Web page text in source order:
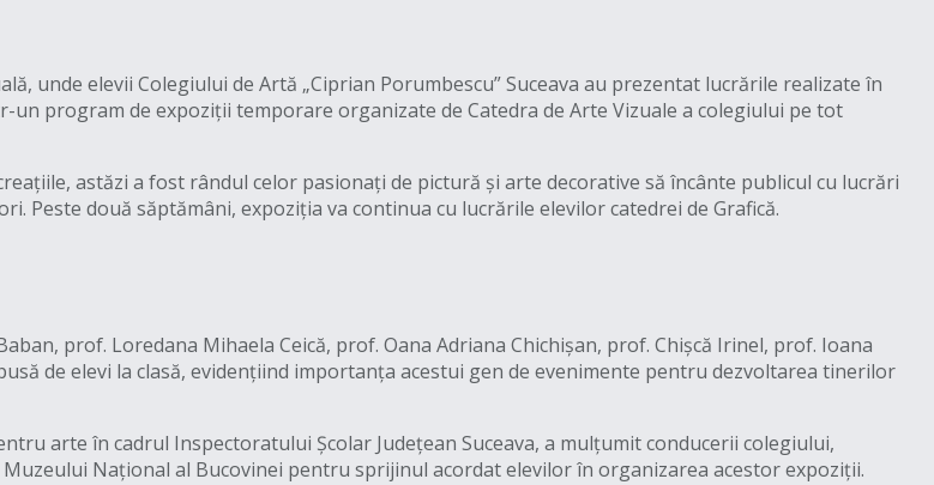
unde elevii Colegiului de Artă „Ciprian Porumbescu” Suceava au prezentat lucrările realizate în
program de expoziții temporare organizate de Catedra de Arte Vizuale a colegiului pe tot
astăzi a fost rândul celor pasionați de pictură și arte decorative să încânte publicul cu lucrări
două săptămâni, expoziția va continua cu lucrările elevilor catedrei de Grafică.
prof. Loredana Mihaela Ceică, prof. Oana Adriana Chichișan, prof. Chișcă Irinel, prof. Ioana
de elevi la clasă, evidențiind importanța acestui gen de evenimente pentru dezvoltarea tinerilor
arte în cadrul Inspectoratului Școlar Județean Suceava, a mulțumit conducerii colegiului,
Național al Bucovinei pentru sprijinul acordat elevilor în organizarea acestor expoziții.